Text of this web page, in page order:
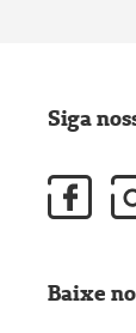
Siga
Baixe